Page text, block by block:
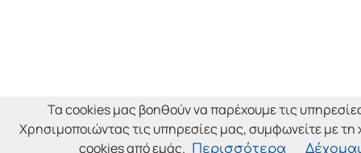
Τα cookies μας βοηθούν να παρέχουμε τις
Χρησιμοποιώντας τις υπηρεσίες μας, συμφωνείτε με
cookies από εμάς. Περισσότερα Δέχομαι